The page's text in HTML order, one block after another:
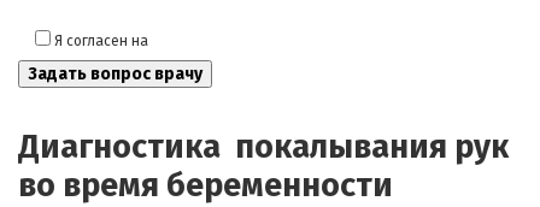
Я согласен на
Диагностика покалывания рук
во время беременности